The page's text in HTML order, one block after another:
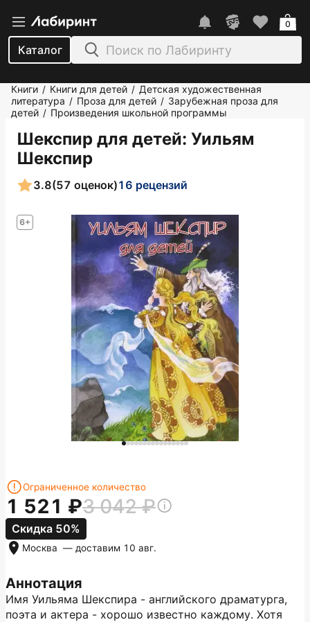
Каталог
0
Книги / Книги для детей / Детская художественная
литература / Проза для детей / Зарубежная проза для
детей / Произведения школьной программы
Шекспир для детей: Уильям
Шекспир
6+
3.8(57 оценок)16 рецензий
Аннотация
Имя Уильяма Шекспира - английского драматурга,
поэта и актера - хорошо известно каждому. Хотя
Ограниченное количество
1 521 3 042
Скидка 50%
Москва — доставим 10 авг.